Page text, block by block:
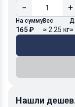
− +
На сумму
165 ₽
Вес
≈ 2.25 кг≈
Нашли